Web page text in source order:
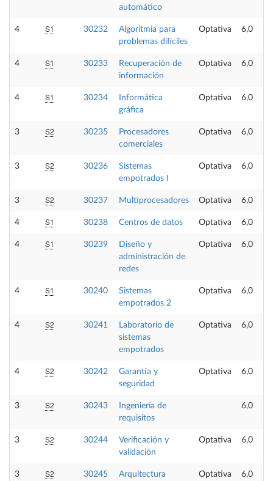
automático
4 S1 30232
Algoritmia para
problemas difíciles
Optativa 6,0
4 S1 30233
Recuperación de
información
Optativa 6,0
4 S1 30234
Informática
gráfica
Optativa 6,0
3 S2 30235
Procesadores
comerciales
Optativa 6,0
3 S2 30236
Sistemas
empotrados I
Optativa 6,0
3 S2 30237 Multiprocesadores Optativa 6,0
4 S1 30238 Centros de datos Optativa 6,0
4 S1 30239
Diseño y
administración de
redes
Optativa 6,0
4 S1 30240
Sistemas
empotrados 2
Optativa 6,0
4 S2 30241
Laboratorio de
sistemas
empotrados
Optativa 6,0
4 S2 30242
Garantía y
seguridad
Optativa 6,0
3 S2 30243
Ingeniería de
requisitos
6,0
3 S2 30244
Verificación y
validación
Optativa 6,0
3 S2 30245
Arquitectura
Optativa 6,0